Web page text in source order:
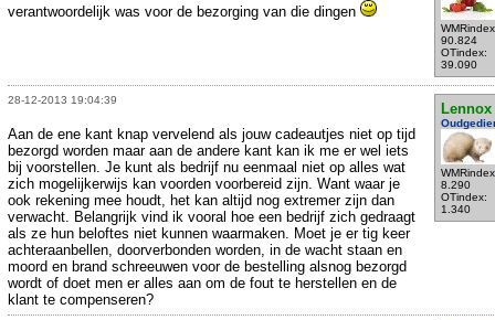
90.824
OTindex:
39.090
verantwoordelijk was voor de bezorging van die dingen
28-12-2013 19:04:39
Lennox
8.290
OTindex:
1.340
Aan de ene kant knap vervelend als jouw cadeautjes niet op tijd
bezorgd worden maar aan de andere kant kan ik me er wel iets
bij voorstellen. Je kunt als bedrijf nu eenmaal niet op alles wat
zich mogelijkerwijs kan voorden voorbereid zijn. Want waar je
ook rekening mee houdt, het kan altijd nog extremer zijn dan
verwacht. Belangrijk vind ik vooral hoe een bedrijf zich gedraagt
als ze hun beloftes niet kunnen waarmaken. Moet je er tig keer
achteraanbellen, doorverbonden worden, in de wacht staan en
moord en brand schreeuwen voor de bestelling alsnog bezorgd
wordt of doet men er alles aan om de fout te herstellen en de
klant te compenseren?